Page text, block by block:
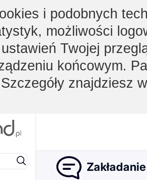
i podobnych
możliwości
Twojej
końcowym.
znajdziesz